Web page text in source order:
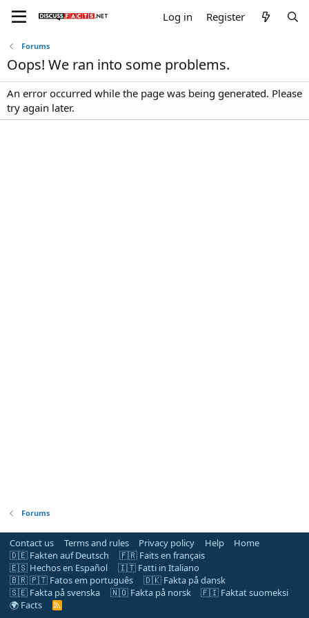
Log in Register
Forums
Oops! We ran into some problems.
An error occurred while the page was being generated. Please
try again later.
Forums
Contact us Terms and rules Privacy policy Help
Home
🇩🇪 Fakten auf Deutsch
🇫🇷 Faits en français
🇪🇸 Hechos en Español
🇮🇹 Fatti in Italiano
🇧🇷 🇵🇹 Fatos em português
🇩🇰 Fakta på dansk
🇸🇪 Fakta på svenska
🇳🇴 Fakta på norsk
🇫🇮 Faktat suomeksi
🌍 Facts
R